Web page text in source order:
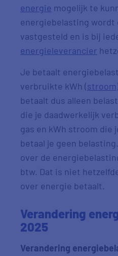
energie mogelijk te
energiebelasting wordt
vastgesteld en is bij
energieleverancier
Je betaalt
verbruikte kWh (stroom
betaalt dus alleen
die je daadwerkelijk
gas en kWh stroom die
betaal je geen
over de
btw. Dat is niet
over energie betaalt.
Verandering
2025
Verandering